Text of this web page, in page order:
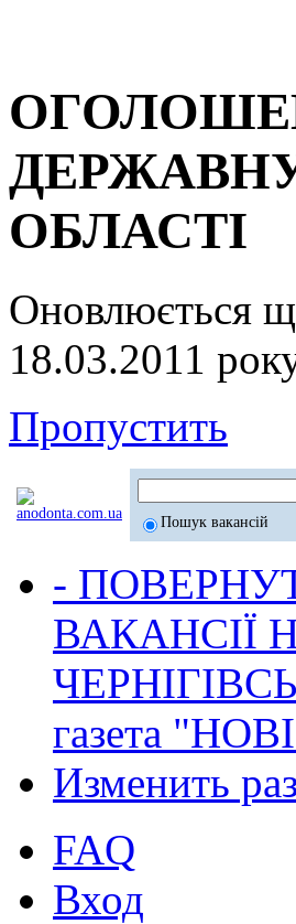
ОБЛАСТІ
18.03.2011
Пропустить
Пошук вакансій
-
ВАКАНСІЇ
газета
Изменить
FAQ
Вход